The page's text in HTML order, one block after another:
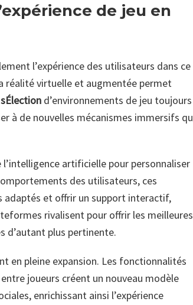
de jeu en
l’expérience des utilisateurs dans ce
réalité virtuelle et augmentée permet
sÉlection d’environnements de jeu toujours
à de nouvelles mécanismes immersifs
artificielle pour personnaliser
des utilisateurs, ces
adaptés et offrir un support interactif,
rivalisent pour offrir les meilleures
d’autant plus pertinente.
en pleine expansion. Les fonctionnalités
joueurs créent un nouveau modèle
enrichissant ainsi l’expérience